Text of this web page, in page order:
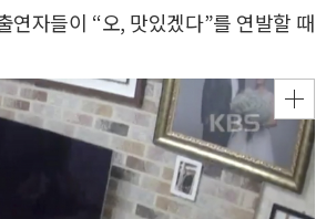
연자들이 “오, 맛있겠다”를 연발할 때